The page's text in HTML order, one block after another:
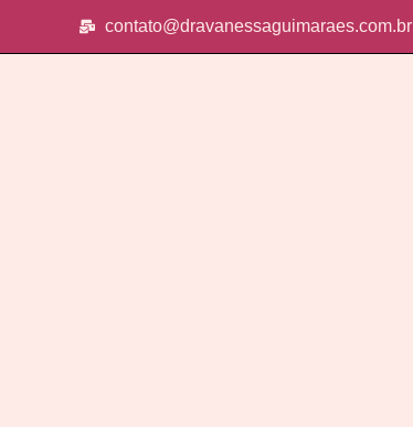
contato@dravanessaguimaraes.com.br